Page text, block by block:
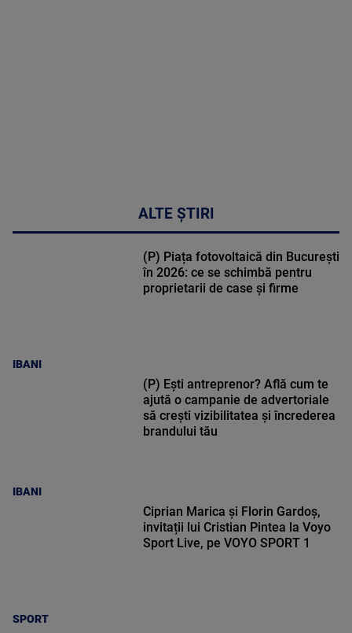
ALTE ȘTIRI
IBANI
(P) Piața fotovoltaică din București
în 2026: ce se schimbă pentru
proprietarii de case și firme
IBANI
(P) Ești antreprenor? Află cum te
ajută o campanie de advertoriale
să crești vizibilitatea și încrederea
brandului tău
SPORT
Ciprian Marica și Florin Gardoș,
invitații lui Cristian Pintea la Voyo
Sport Live, pe VOYO SPORT 1